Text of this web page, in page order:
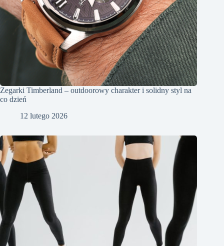
Zegarki Timberland – outdoorowy charakter i solidny styl na
co dzień
12 lutego 2026